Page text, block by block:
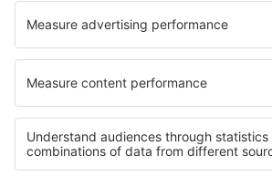
Cazare în Miyakojima Cazare în Huaran
Cazare în Oberursel
Cele mai bune locuri de cazare - regiuni